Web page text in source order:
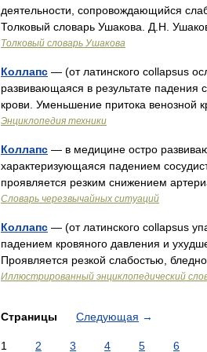
деятельности, сопровождающийся
Толковый словарь Ушакова. Д.Н.
Толковый словарь Ушакова
Коллапс — (от латинского collapsus
развивающаяся в результате
крови. Уменьшение притока венозной
Энциклопедия техники
Коллапс — в медицине остро
характеризующаяся падением
проявляется резким снижением
Словарь черезвычайных ситуаций
Коллапс — (от латинского collapsus
падением кровяного давления и
Проявляется резкой слабостью,
Иллюстрированный энциклопедический
Страницы Следующая →
1 2 3 4 5 6